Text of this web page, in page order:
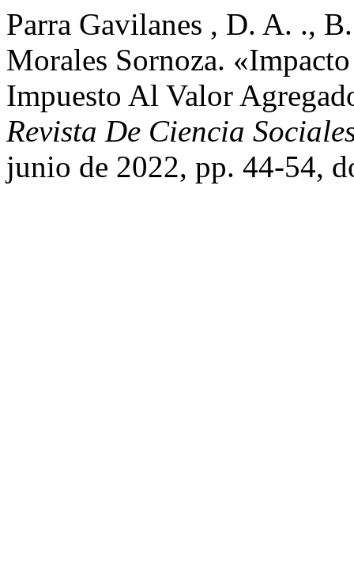
Parra Gavilanes , D. A. .,
Morales Sornoza.
Impuesto Al Valor
Revista De Ciencia
junio de 2022, pp. 44-54,